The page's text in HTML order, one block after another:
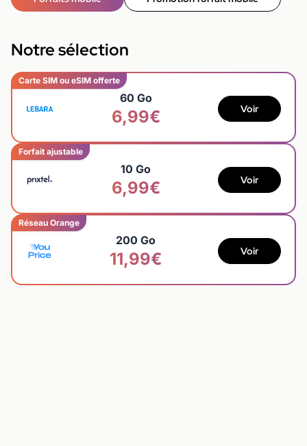
Notre sélection
Carte SIM ou eSIM offerte
60 Go
6,99€ Voir
Forfait ajustable
10 Go
6,99€ Voir
Réseau Orange
200 Go
11,99€ Voir